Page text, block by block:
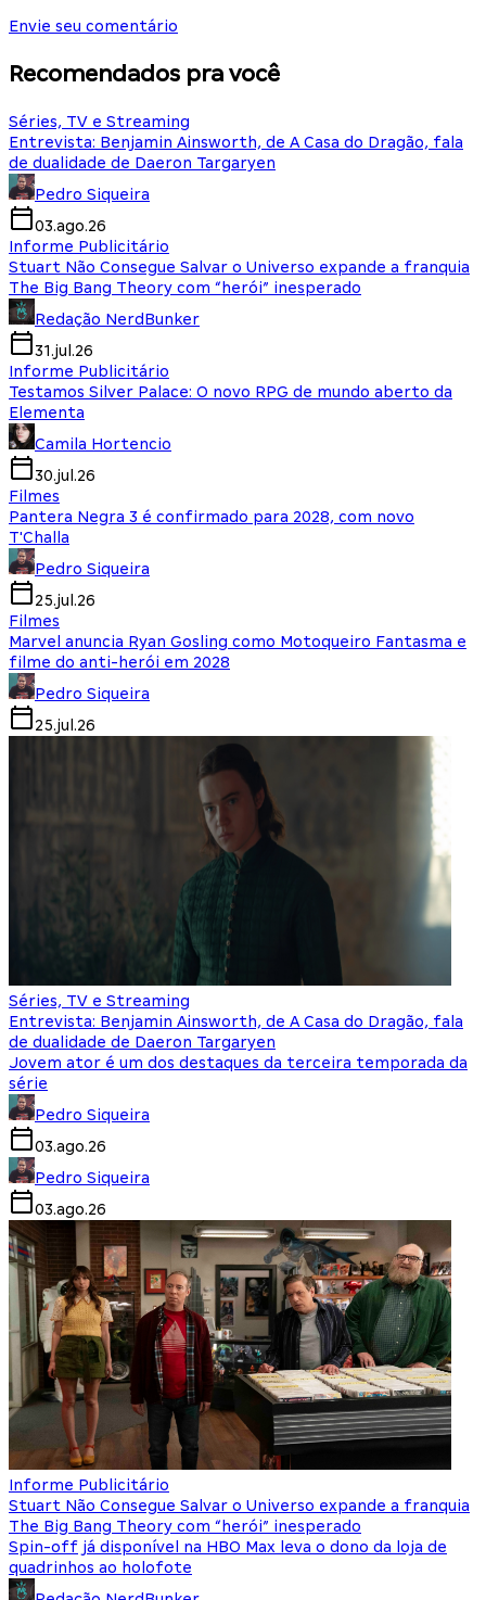
Envie seu comentário
Recomendados pra você
Séries, TV e Streaming
Entrevista: Benjamin Ainsworth, de A Casa do Dragão, fala
de dualidade de Daeron Targaryen
Pedro Siqueira
03.ago.26
Informe Publicitário
Stuart Não Consegue Salvar o Universo expande a franquia
The Big Bang Theory com “herói” inesperado
Redação NerdBunker
31.jul.26
Informe Publicitário
Testamos Silver Palace: O novo RPG de mundo aberto da
Elementa
Camila Hortencio
30.jul.26
Filmes
Pantera Negra 3 é confirmado para 2028, com novo
T'Challa
Pedro Siqueira
25.jul.26
Filmes
Marvel anuncia Ryan Gosling como Motoqueiro Fantasma e
filme do anti-herói em 2028
Pedro Siqueira
25.jul.26
Séries, TV e Streaming
Entrevista: Benjamin Ainsworth, de A Casa do Dragão, fala
de dualidade de Daeron Targaryen
Jovem ator é um dos destaques da terceira temporada da
série
Pedro Siqueira
03.ago.26
Pedro Siqueira
03.ago.26
Informe Publicitário
Stuart Não Consegue Salvar o Universo expande a franquia
The Big Bang Theory com “herói” inesperado
Spin-off já disponível na HBO Max leva o dono da loja de
quadrinhos ao holofote